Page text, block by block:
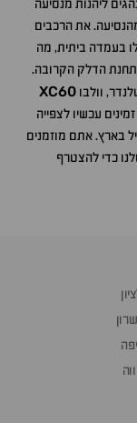
ליהנות מנסיעה
את הרכבים
בעמדה ביתית, מה
הדלק הקרובה.
וולבו XC60
עכשיו לצפייה
בארץ. אתם מוזמנים
כדי להצטרף